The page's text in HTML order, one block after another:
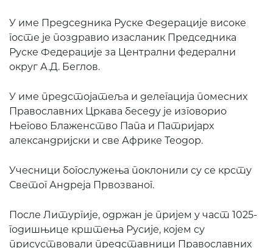
У име Председника Руске Федерације високе
госте је поздравио изасланик Председника
Руске Федерације за Централни федерални
округ А.Д. Беглов.
У име предстојатеља и делегација помесних
Православних Цркава беседу је изговорио
Његово Блаженство Папа и Патријарх
александријски и све Африке Теодор.
Учесници богослужења поклонили су се крсту
Светог Андреја Првозваног.
После Литургије, одржан је пријем у част 1025-
годишњице крштења Русије, којем су
присуствовали представници Православних